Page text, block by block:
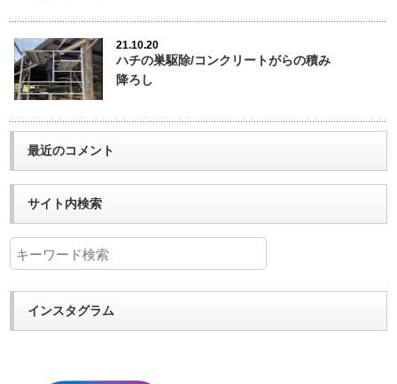
21.10.20
ハチの巣駆除/コンクリートがらの積み
降ろし
最近のコメント
サイト内検索
インスタグラム